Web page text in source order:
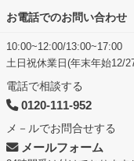
お電話でのお問い合わせ
10:00~12:00/13:00~17:00
土日祝休業日(年末年始12/
電話で相談する
0120-111-952
メ－ルでお問合せする
メールフォーム